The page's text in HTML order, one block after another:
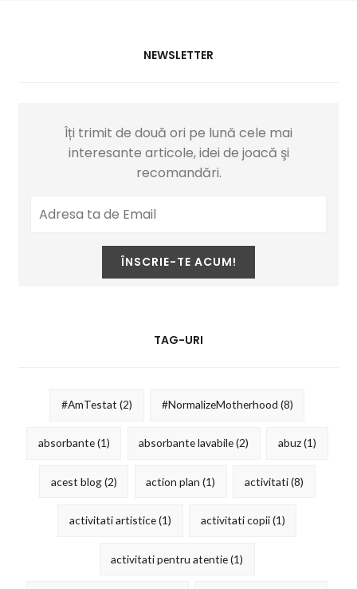
NEWSLETTER
Îți trimit de două ori pe lună cele mai
interesante articole, idei de joacă şi
recomandări.
TAG-URI
#AmTestat (2) #NormalizeMotherhood (8)
absorbante(1) absorbante lavabile(2) abuz(1)
acest blog(2) action plan (1) activitati(8)
activitati artistice(1) activitati copii(1)
activitati pentru atentie(1)